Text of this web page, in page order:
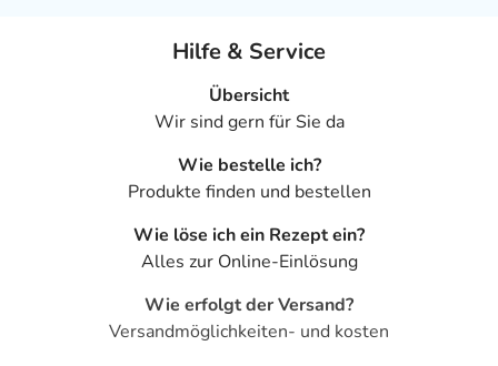
Hilfe & Service
Übersicht
Wir sind gern für Sie da
Wie bestelle ich?
Produkte finden und bestellen
Wie löse ich ein Rezept ein?
Alles zur Online-Einlösung
Wie erfolgt der Versand?
Versandmöglichkeiten- und kosten